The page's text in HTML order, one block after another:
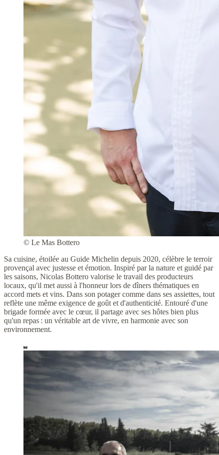
© Le Mas Bottero
Sa cuisine, étoilée au Guide Michelin depuis 2020, célèbre le terroir
provençal avec justesse et émotion. Inspiré par la nature et guidé par
les saisons, Nicolas Bottero valorise le travail des producteurs
locaux, qu'il met aussi à l'honneur lors de dîners thématiques en
accord mets et vins. Dans son potager comme dans ses assiettes, tout
reflète une même exigence de goût et d'authenticité. Entouré d'une
brigade formée avec le cœur, il partage avec ses hôtes bien plus
qu'un repas : un véritable art de vivre, en harmonie avec son
environnement.